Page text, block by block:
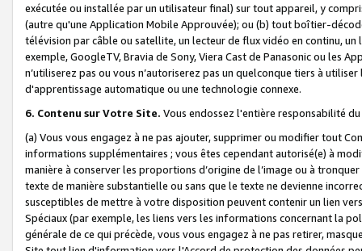
exécutée ou installée par un utilisateur final) sur tout appareil, y
(autre qu'une Application Mobile Approuvée); ou (b) tout boîtier-
télévision par câble ou satellite, un lecteur de flux vidéo en continu,
exemple, GoogleTV, Bravia de Sony, Viera Cast de Panasonic ou les
n’utiliserez pas ou vous n’autoriserez pas un quelconque tiers à
d'apprentissage automatique ou une technologie connexe.
6. Contenu sur Votre Site. Vous endossez l'entière responsabilité
(a) Vous vous engagez à ne pas ajouter, supprimer ou modifier tout
informations supplémentaires ; vous êtes cependant autorisé(e) à
manière à conserver les proportions d’origine de l’image ou à
texte de manière substantielle ou sans que le texte ne devienne
susceptibles de mettre à votre disposition peuvent contenir un lien
Spéciaux (par exemple, les liens vers les informations concernant la
générale de ce qui précède, vous vous engagez à ne pas retirer,